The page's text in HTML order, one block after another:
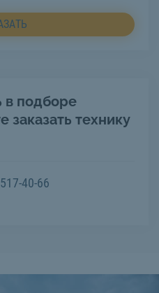
в подборе
заказать технику
40-66